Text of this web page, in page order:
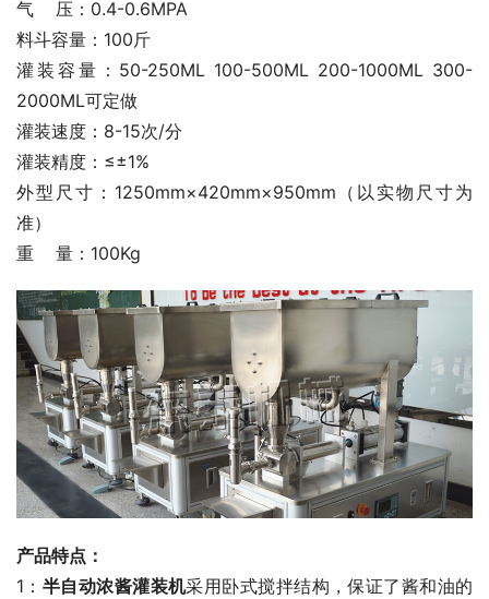
气    压：0.4-0.6MPA
料斗容量：100斤
灌装容量：50-250ML 100-500ML 200-1000ML 300-
2000ML可定做
灌装速度：8-15次/分
灌装精度：≤±1%
外型尺寸：1250mm×420mm×950mm（以实物尺寸为
准）
重    量：100Kg
产品特点：
1： 半自动浓酱灌装机采用卧式搅拌结构，保证了酱和油的